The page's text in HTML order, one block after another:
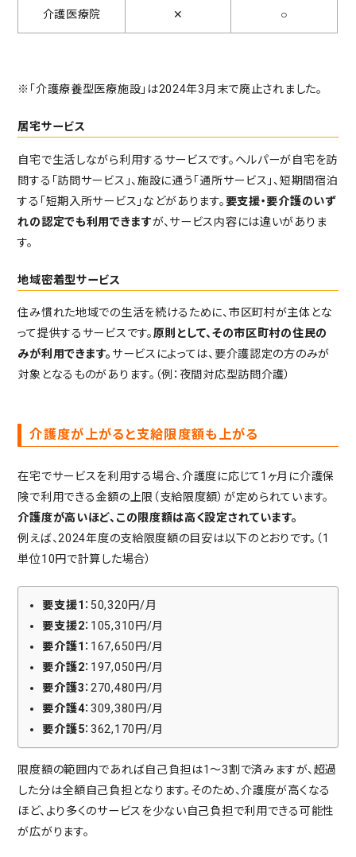
介護医療院 ✕ ○
※「介護療養型医療施設」は2024年3月末で廃止されました。
居宅サービス
自宅で生活しながら利用するサービスです。ヘルパーが自宅を訪
問する「訪問サービス」、施設に通う「通所サービス」、短期間宿泊
する「短期入所サービス」などがあります。要支援・要介護のいず
れの認定でも利用できますが、サービス内容には違いがありま
す。
地域密着型サービス
住み慣れた地域での生活を続けるために、市区町村が主体とな
って提供するサービスです。原則として、その市区町村の住民の
みが利用できます。 サービスによっては、要介護認定の方のみが
対象となるものがあります。（例：夜間対応型訪問介護）
介護度が上がると支給限度額も上がる
在宅でサービスを利用する場合、介護度に応じて1ヶ月に介護保
険で利用できる金額の上限（支給限度額）が定められています。
介護度が高いほど、この限度額は高く設定されています。
例えば、2024年度の支給限度額の目安は以下のとおりです。（1
単位10円で計算した場合）
要支援1 ：50,320円/月
要支援2：105,310円/月
要介護1 ：167,650円/月
要介護2：197,050円/月
要介護3：270,480円/月
要介護4：309,380円/月
要介護5：362,170円/月
限度額の範囲内であれば自己負担は1〜3割で済みますが、超過
した分は全額自己負担となります。そのため、介護度が高くなる
ほど、より多くのサービスを少ない自己負担で利用できる可能性
が広がります。